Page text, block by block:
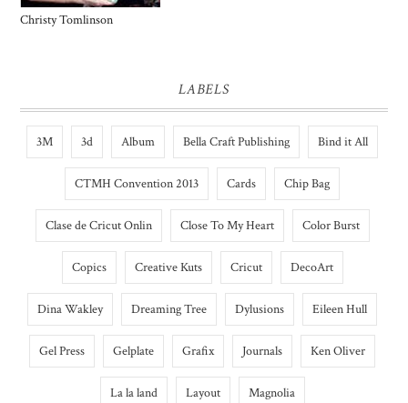
Christy Tomlinson
LABELS
3M 3d Album Bella Craft Publishing Bind it All
CTMH Convention 2013 Cards Chip Bag
Clase de Cricut Onlin Close To My Heart Color Burst
Copics Creative Kuts Cricut DecoArt
Dina Wakley Dreaming Tree Dylusions Eileen Hull
Gel Press Gelplate Grafix Journals Ken Oliver
La la land Layout Magnolia